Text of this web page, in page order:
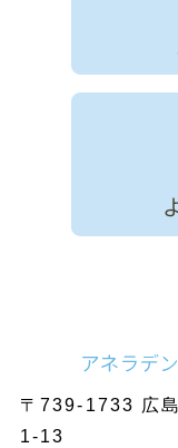
〒739-1733 広
1-13